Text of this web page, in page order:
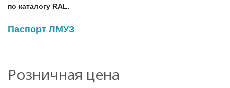
по каталогу RAL.
Паспорт ЛМУЗ
Розничная цена